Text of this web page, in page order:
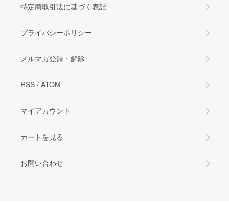
特定商取引法に基づく表記
プライバシーポリシー
メルマガ登録・解除
RSS / ATOM
マイアカウント
カートを見る
お問い合わせ